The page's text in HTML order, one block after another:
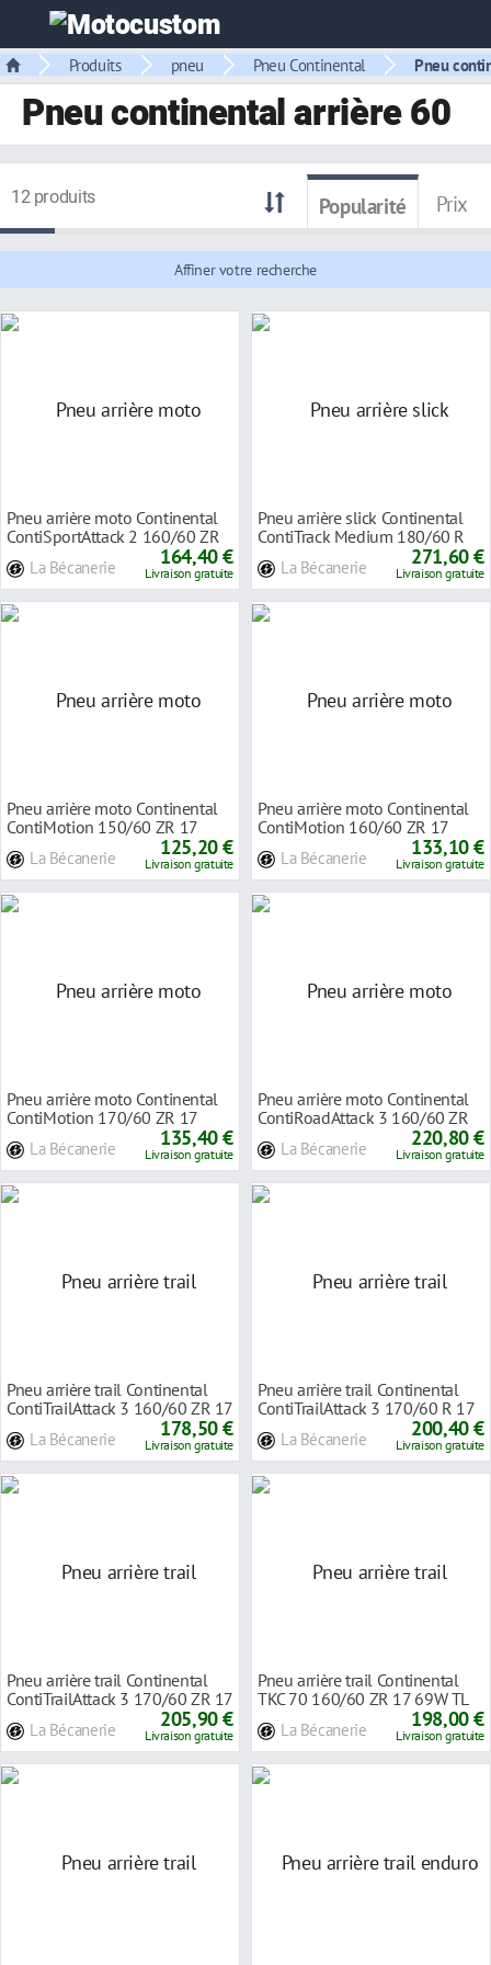
Produits pneu Pneu Continental Pneu
Pneu continental arrière 60
12 produits Popularité Prix
Affiner votre recherche
Pneu arrière moto Continental
ContiSportAttack 2 160/60 ZR
La Bécanerie 164,40 €
Livraison gratuite
Pneu arrière slick Continental
ContiTrack Medium 180/60 R
La Bécanerie 271,60 €
Livraison gratuite
Pneu arrière moto Continental
ContiMotion 150/60 ZR 17
La Bécanerie 125,20 €
Livraison gratuite
Pneu arrière moto Continental
ContiMotion 160/60 ZR 17
La Bécanerie 133,10 €
Livraison gratuite
Pneu arrière moto Continental
ContiMotion 170/60 ZR 17
La Bécanerie 135,40 €
Livraison gratuite
Pneu arrière moto Continental
ContiRoadAttack 3 160/60 ZR
La Bécanerie 220,80 €
Livraison gratuite
Pneu arrière trail Continental
ContiTrailAttack 3 160/60 ZR 17
La Bécanerie 178,50 €
Livraison gratuite
Pneu arrière trail Continental
ContiTrailAttack 3 170/60 R 17
La Bécanerie 200,40 €
Livraison gratuite
Pneu arrière trail Continental
ContiTrailAttack 3 170/60 ZR 17
La Bécanerie 205,90 €
Livraison gratuite
Pneu arrière trail Continental
TKC 70 160/60 ZR 17 69W TL
La Bécanerie 198,00 €
Livraison gratuite